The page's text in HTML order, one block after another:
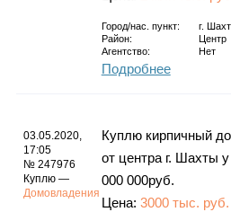
Город/нас. пункт: г.
Район:
Центр
Агентство:
Нет
Подробнее
03.05.2020,
17:05
№ 247976
Куплю —
Домовладения
Куплю кирпичный
от центра г. Шахты
000 000руб.
Цена: 3000 тыс. руб.